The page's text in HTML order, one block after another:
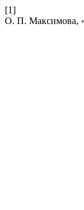
[1]
О. П. Максимова,